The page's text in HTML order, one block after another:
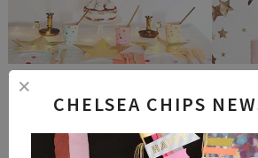
パーティーアイデアを
CHELSEA CHIPS